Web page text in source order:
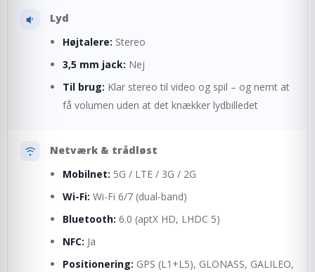
Lyd
Højtalere: Stereo
3,5 mm jack: Nej
Til brug: Klar stereo til video og spil – og nemt at
få volumen uden at det knækker lydbilledet
Netværk & trådløst
Mobilnet: 5G / LTE / 3G / 2G
Wi-Fi: Wi-Fi 6/7 (dual-band)
Bluetooth: 6.0 (aptX HD, LHDC 5)
NFC: Ja
Positionering: GPS (L1+L5), GLONASS, GALILEO,